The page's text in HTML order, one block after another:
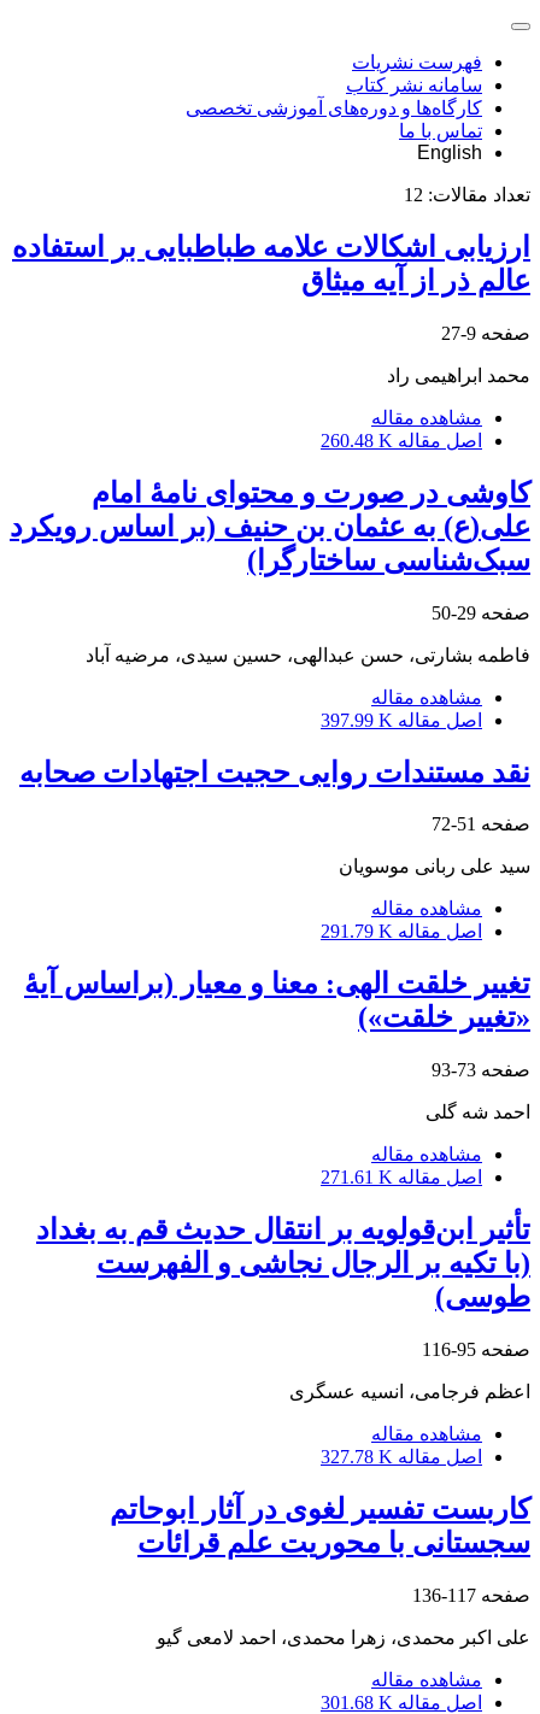
فهرست نشریات
سامانه نشر کتاب
کارگاه‌ها و دوره‌های آموزشی تخصصی
تماس با ما
English
تعداد مقالات: 12
ارزیابی اشکالات علامه طباطبایی بر استفاده
عالم ذر از آیه میثاق
صفحه 9-27
محمد ابراهیمی راد
مشاهده مقاله
اصل مقاله 260.48 K
کاوشی در صورت و محتوای نامۀ امام
علی(ع) به عثمان بن حنیف (بر اساس رویکرد
سبک‌شناسی ساختارگرا)
صفحه 29-50
فاطمه بشارتی، حسن عبدالهی، حسین سیدی، مرضیه آباد
مشاهده مقاله
اصل مقاله 397.99 K
نقد مستندات روایی حجیت اجتهادات صحابه
صفحه 51-72
سید علی ربانی موسویان
مشاهده مقاله
اصل مقاله 291.79 K
تغییر خلقت الهی: معنا و معیار (براساس آیۀ
«تغییر خلقت»)
صفحه 73-93
احمد شه گلی
مشاهده مقاله
اصل مقاله 271.61 K
تأثیر ابن‌قولویه بر انتقال حدیث قم به بغداد
(با تکیه بر الرجال نجاشی و الفهرست
طوسی)
صفحه 95-116
اعظم فرجامی، انسیه عسگری
مشاهده مقاله
اصل مقاله 327.78 K
کاربست تفسیر لغوی در آثار ابوحاتم
سجستانی با محوریت علم قرائات
صفحه 117-136
علی اکبر محمدی، زهرا محمدی، احمد لامعی گیو
مشاهده مقاله
اصل مقاله 301.68 K